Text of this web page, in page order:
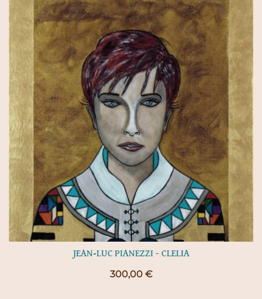
JEAN-LUC PIANEZZI – CLELIA
300,00 €